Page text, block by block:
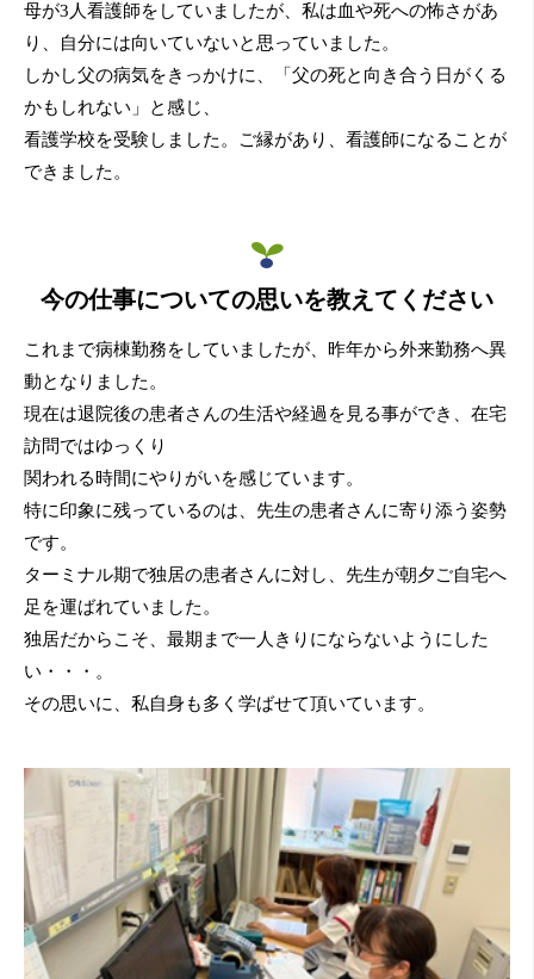
母が3人看護師をしていましたが、私は血や死への怖さがあ
り、自分には向いていないと思っていました。
しかし父の病気をきっかけに、「父の死と向き合う日がくる
かもしれない」と感じ、
看護学校を受験しました。ご縁があり、看護師になることが
できました。
今の仕事についての思いを教えてください
これまで病棟勤務をしていましたが、昨年から外来勤務へ異
動となりました。
現在は退院後の患者さんの生活や経過を見る事ができ、在宅
訪問ではゆっくり
関われる時間にやりがいを感じています。
特に印象に残っているのは、先生の患者さんに寄り添う姿勢
です。
ターミナル期で独居の患者さんに対し、先生が朝夕ご自宅へ
足を運ばれていました。
独居だからこそ、最期まで一人きりにならないようにした
い・・・。
その思いに、私自身も多く学ばせて頂いています。